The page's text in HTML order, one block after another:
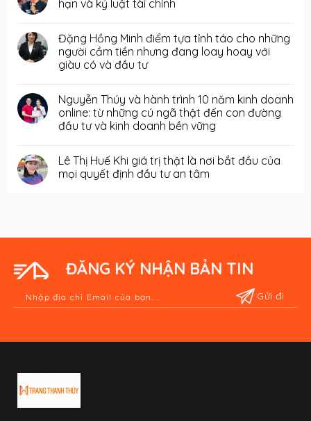
hạn và kỷ luật tài chính
Đặng Hồng Minh điểm tựa tỉnh táo cho những
người cầm tiền nhưng đang loay hoay với
giàu có và đầu tư
Nguyễn Thúy và hành trình 10 năm kinh doanh
online: từ những cú ngã thật đến con đường
đầu tư và kinh doanh bền vững
Lê Thị Huế Khi giá trị thật là nơi bắt đầu của
mọi quyết định đầu tư an tâm
ĐĂNG KÝ NHẬN BẢN TIN